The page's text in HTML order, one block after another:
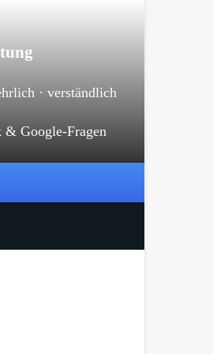
· verständlich
& Google-Fragen